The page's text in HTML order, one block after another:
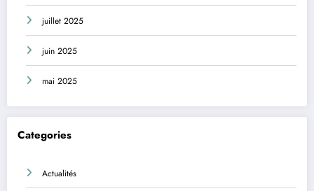
juillet 2025
juin 2025
mai 2025
Categories
Actualités